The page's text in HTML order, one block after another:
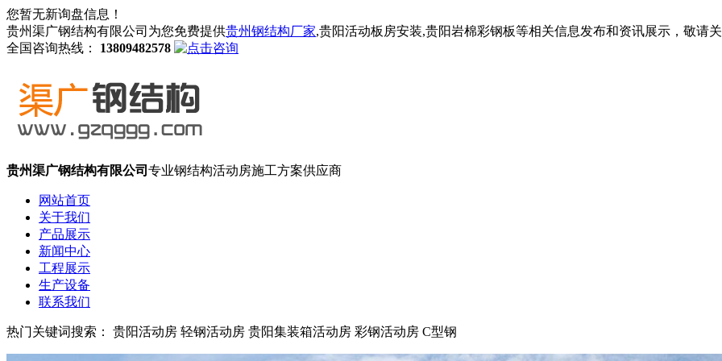
您暂无新询盘信息！
贵州渠广钢结构有限公司为您免费提供贵州钢结构厂家,贵阳活动板房安装,贵阳岩棉彩钢板等相关信息发布和资讯展示，敬请
全国咨询热线： 13809482578
贵州渠广钢结构有限公司 专业钢结构活动房施工方案供应商
网站首页
关于我们
产品展示
新闻中心
工程展示
生产设备
联系我们
热门关键词搜索： 贵阳活动房 轻钢活动房 贵阳集装箱活动房 彩钢活动房 C型钢